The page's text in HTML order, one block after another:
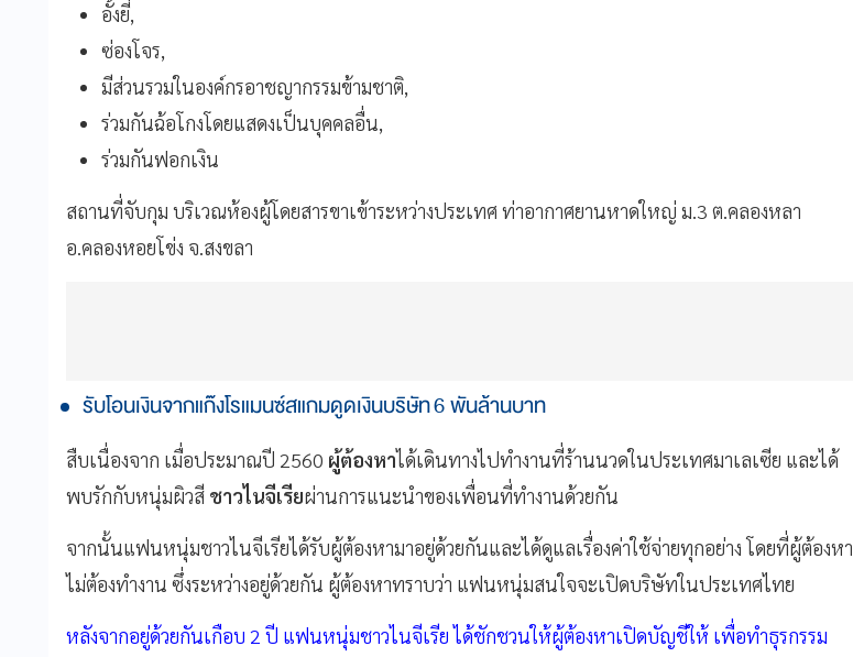
อั้งยี่,
ซ่องโจร,
มีส่วนรวมในองค์กรอาชญากรรมข้ามชาติ,
ร่วมกันฉ้อโกงโดยแสดงเป็นบุคคลอื่น,
ร่วมกันฟอกเงิน
สถานที่จับกุม บริเวณห้องผู้โดยสารขาเข้าระหว่างประเทศ ท่าอากาศยานหาดใหญ่ ม.3 ต.คลองหลา
อ.คลองหอยโข่ง จ.สงขลา
รับโอนเงินจากแก๊งโรแมนซ์สแกมดูดเงินบริษัท 6 พันล้านบาท
สืบเนื่องจาก เมื่อประมาณปี 2560 ผู้ต้องหาได้เดินทางไปทำงานที่ร้านนวดในประเทศมาเลเซีย และได้
พบรักกับหนุ่มผิวสี ชาวไนจีเรียผ่านการแนะนำของเพื่อนที่ทำงานด้วยกัน
จากนั้นแฟนหนุ่มชาวไนจีเรียได้รับผู้ต้องหามาอยู่ด้วยกันและได้ดูแลเรื่องค่าใช้จ่ายทุกอย่าง โดยที่ผู้ต้องหา
ไม่ต้องทำงาน ซึ่งระหว่างอยู่ด้วยกัน ผู้ต้องหาทราบว่า แฟนหนุ่มสนใจจะเปิดบริษัทในประเทศไทย
หลังจากอยู่ด้วยกันเกือบ 2 ปี แฟนหนุ่มชาวไนจีเรีย ได้ชักชวนให้ผู้ต้องหาเปิดบัญชีให้ เพื่อทำธุรกรรม